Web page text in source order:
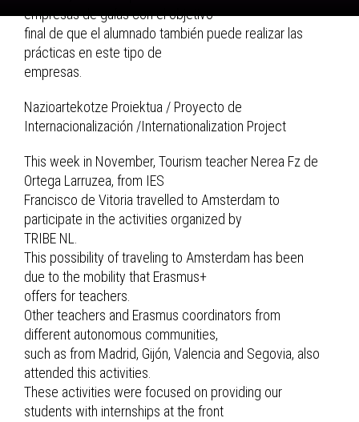
empresas de guías con el objetivo
final de que el alumnado también puede realizar las
prácticas en este tipo de
empresas.
Nazioartekotze Proiektua / Proyecto de
Internacionalización /Internationalization Project
This week in November, Tourism teacher Nerea Fz de
Ortega Larruzea, from IES
Francisco de Vitoria travelled to Amsterdam to
participate in the activities organized by
TRIBE NL.
This possibility of traveling to Amsterdam has been
due to the mobility that Erasmus+
offers for teachers.
Other teachers and Erasmus coordinators from
different autonomous communities,
such as from Madrid, Gijón, Valencia and Segovia, also
attended this activities.
These activities were focused on providing our
students with internships at the front